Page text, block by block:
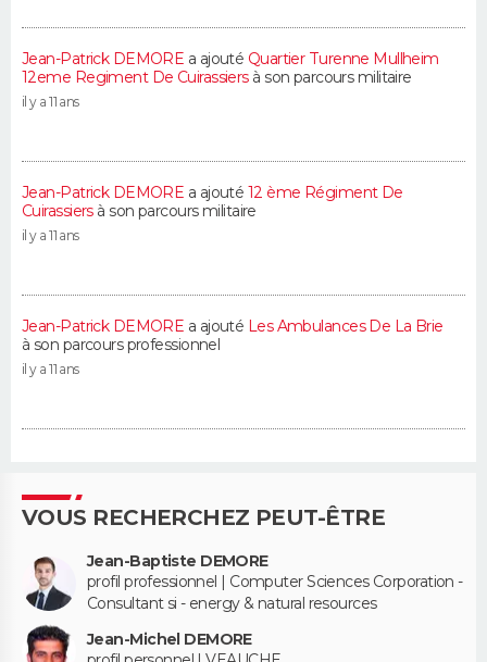
Jean-Patrick DEMORE a ajouté Quartier Turenne Mullheim
12eme Regiment De Cuirassiersà son parcours militaire
il y a 11 ans
Jean-Patrick DEMORE a ajouté 12 ème Régiment De
Cuirassiers à son parcours militaire
il y a 11 ans
Jean-Patrick DEMORE a ajouté Les Ambulances De La Brie
à son parcours professionnel
il y a 11 ans
VOUS RECHERCHEZ PEUT-ÊTRE
Jean-Baptiste DEMORE
profil professionnel | Computer Sciences Corporation -
Consultant si - energy & natural resources
Jean-Michel DEMORE